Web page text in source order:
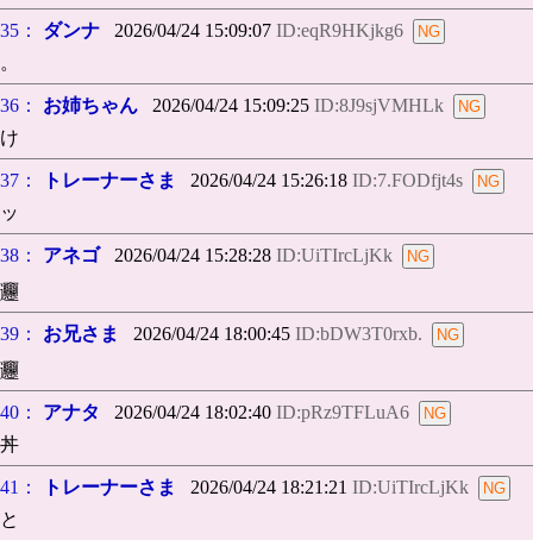
35： ダンナ 2026/04/24 15:09:07 ID:eqR9HKjkg6
。
36： お姉ちゃん 2026/04/24 15:09:25 ID:8J9sjVMHLk
け
37： トレーナーさま 2026/04/24 15:26:18 ID:7.FODfjt4s
ッ
38： アネゴ2026/04/24 15:28:28 ID:UiTIrcLjKk
𰻞
39： お兄さま 2026/04/24 18:00:45 ID:bDW3T0rxb.
𰻞
40： アナタ 2026/04/24 18:02:40 ID:pRz9TFLuA6
丼
41： トレーナーさま 2026/04/24 18:21:21 ID:UiTIrcLjKk
と